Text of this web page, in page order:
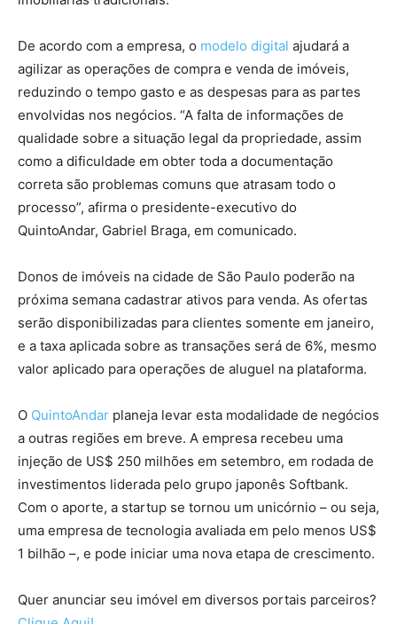
De acordo com a empresa, o modelo digital ajudará a
agilizar as operações de compra e venda de imóveis,
reduzindo o tempo gasto e as despesas para as partes
envolvidas nos negócios. “A falta de informações de
qualidade sobre a situação legal da propriedade, assim
como a dificuldade em obter toda a documentação
correta são problemas comuns que atrasam todo o
processo”, afirma o presidente-executivo do
QuintoAndar, Gabriel Braga, em comunicado.
Donos de imóveis na cidade de São Paulo poderão na
próxima semana cadastrar ativos para venda. As ofertas
serão disponibilizadas para clientes somente em janeiro,
e a taxa aplicada sobre as transações será de 6%, mesmo
valor aplicado para operações de aluguel na plataforma.
O QuintoAndar planeja levar esta modalidade de negócios
a outras regiões em breve. A empresa recebeu uma
injeção de US$ 250 milhões em setembro, em rodada de
investimentos liderada pelo grupo japonês Softbank.
Com o aporte, a startup se tornou um unicórnio – ou seja,
uma empresa de tecnologia avaliada em pelo menos US$
1 bilhão –, e pode iniciar uma nova etapa de crescimento.
Quer anunciar seu imóvel em diversos portais parceiros?